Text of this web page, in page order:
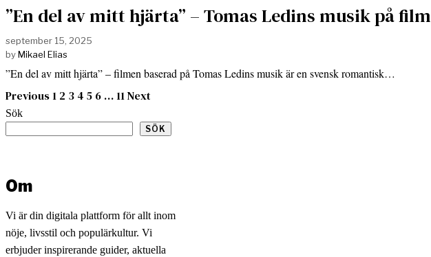
”En del av mitt hjärta” – Tomas Ledins musik på film
september 15, 2025
byMikael Elias
”En del av mitt hjärta” – filmen baserad på Tomas Ledins musik är en svensk romantisk…
Previous 1 2 3 4 5 6 … 11Next
Sök
SÖK
Om
Vi är din digitala plattform för allt inom
nöje, livsstil och populärkultur. Vi
erbjuder inspirerande guider, aktuella